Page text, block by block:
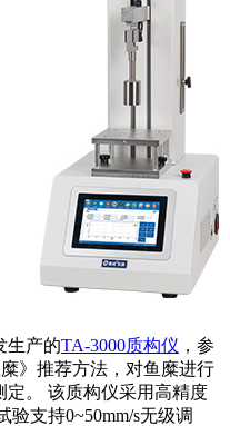
产的TA-3000质构仪 ，参
》推荐方法，对鱼糜进行
定。 该质构仪采用高精度
验支持0~50mm/s无级调